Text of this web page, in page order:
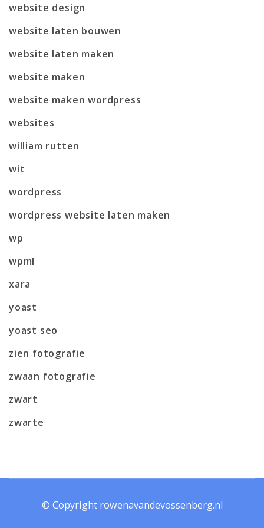
website design
website laten bouwen
website laten maken
website maken
website maken wordpress
websites
william rutten
wit
wordpress
wordpress website laten maken
wp
wpml
xara
yoast
yoast seo
zien fotografie
zwaan fotografie
zwart
zwarte
© Copyright rowenavandevossenberg.nl